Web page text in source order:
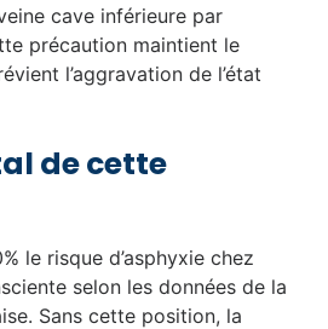
cave inférieure par
précaution maintient le
l’aggravation de l’état
de cette
le risque d’asphyxie chez
selon les données de la
Sans cette position, la